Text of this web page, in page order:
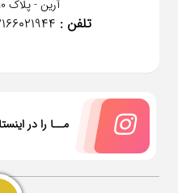
آرین - پلاک 10 - طبقه همکف
تلفن : - 02632302759
مــا را در